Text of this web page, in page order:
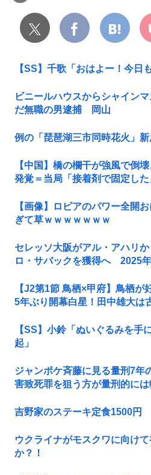
【SS】千歌「おはよー！今日
ビニールハウスからシャイン
だ無職の男逮捕 岡山
例の「琵琶湖三市同時花火」新
【中国】橋の欄干が強風で倒
発覚＝当局「接着剤で固定した
【画像】ロピアのパワー全開
ぎて草ｗｗｗｗｗｗｗ
セレッソ大阪がアル・アハリ
ロ・サバックを獲得へ 2025
【J2第1節 鳥栖×甲府】鳥栖が
5年ぶり開幕白星！田中雄大は
【SS】小鈴「ぬいぐるみを手
起」
ジャンポケ斉藤に見る量刑7年
害致死罪を狙う方が量刑的に
吉野家のステーキ定食1500円
ウクライナがモスクワに向け
か？！